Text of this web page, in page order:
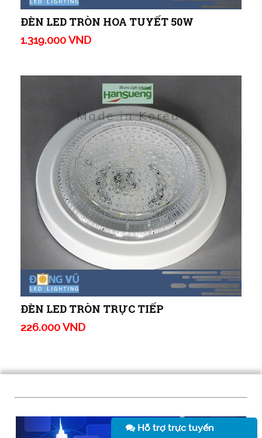
ĐÈN LED TRÒN HOA TUYẾT 50W
1.319.000 VND
ĐÈN LED TRÒN TRỰC TIẾP
226.000 VND
Hỗ trợ trực tuyến